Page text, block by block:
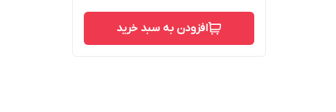
افزودن به سبد خرید